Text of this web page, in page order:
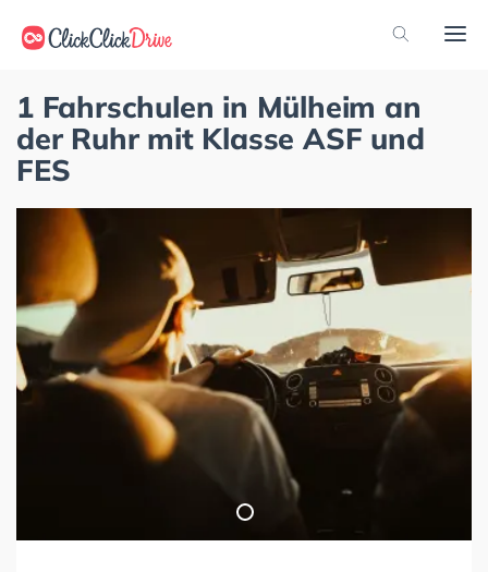
1 Fahrschulen in Mülheim an
der Ruhr mit Klasse ASF und
FES